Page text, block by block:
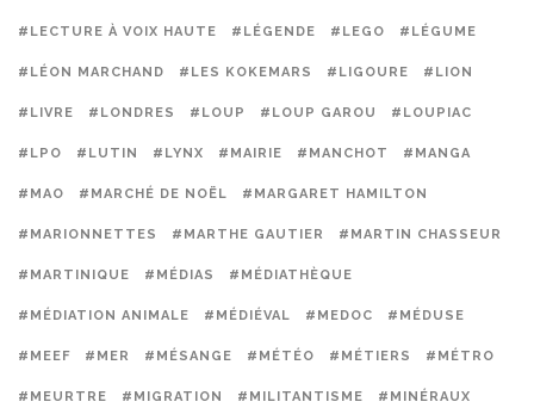
#LECTURE À VOIX HAUTE #LÉGENDE #LEGO #LÉGUME
#LÉON MARCHAND #LES KOKEMARS #LIGOURE #LION
#LIVRE #LONDRES #LOUP #LOUP GAROU #LOUPIAC
#LPO #LUTIN #LYNX #MAIRIE #MANCHOT #MANGA
#MAO #MARCHÉ DE NOËL #MARGARET HAMILTON
#MARIONNETTES #MARTHE GAUTIER #MARTIN CHASSEUR
#MARTINIQUE #MÉDIAS #MÉDIATHÈQUE
#MÉDIATION ANIMALE #MÉDIÉVAL #MEDOC #MÉDUSE
#MEEF #MER #MÉSANGE #MÉTÉO #MÉTIERS #MÉTRO
#MEURTRE #MIGRATION #MILITANTISME #MINÉRAUX